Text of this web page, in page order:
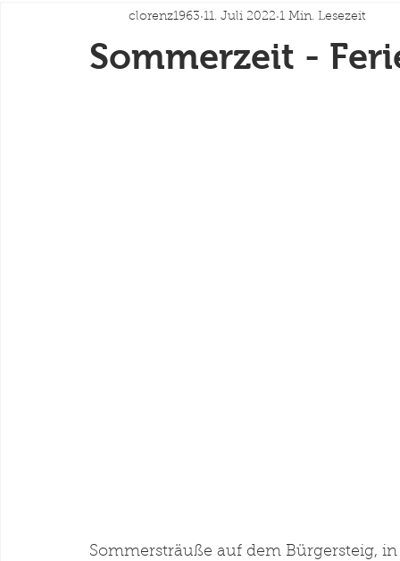
Sommerzeit -
clorenz1963 11. Juli 2022 1 Min. Lesezeit
Sommersträuße auf dem Bürgersteig,